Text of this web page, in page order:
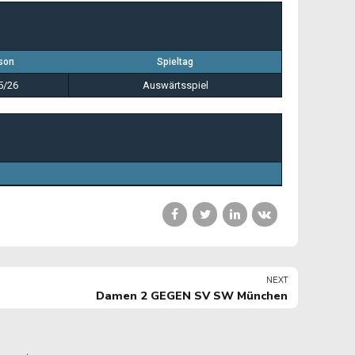
Spieltag
26 Auswärtsspiel
NEXT
Damen 2 GEGEN SV SW München